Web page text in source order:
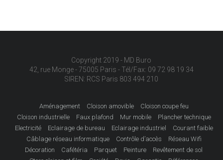
Copyright 2019 - MD Buro
42, rue Monge - 75005 Paris - Tél/Fax: 09 72 98 19 34
SIREN: RCS Paris 803 494 210
Aménagement Cloison amovible
Cloison coupe feu
Cloison industrielle
Faux plafond Mur mobile
Plancher technique
Electricité
Eclairage de bureau Eclairage industriel
Courant faible
Câblage réseau informatique
Contrôle d’accès
Réseau Wifi
Décoration
Cafétéria Parquet Peinture
Revêtement de sol